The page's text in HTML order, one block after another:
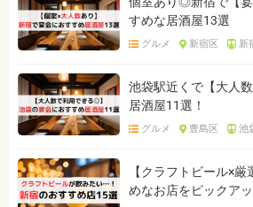
すめな居酒屋13選
グルメ 新宿区 新
池袋駅近くで【大人
居酒屋11選！
グルメ 豊島区 池
【クラフトビール×
めなお店をピックア